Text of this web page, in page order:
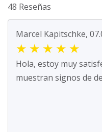
48 Reseñas
Marcel Kapitschke,
★ ★ ★ ★ ★
Hola, estoy muy
muestran signos de